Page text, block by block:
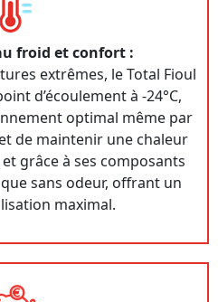
froid et confort :
extrêmes, le Total Fioul
d’écoulement à -24°C,
optimal même par
de maintenir une chaleur
grâce à ses composants
sans odeur, offrant un
maximal.